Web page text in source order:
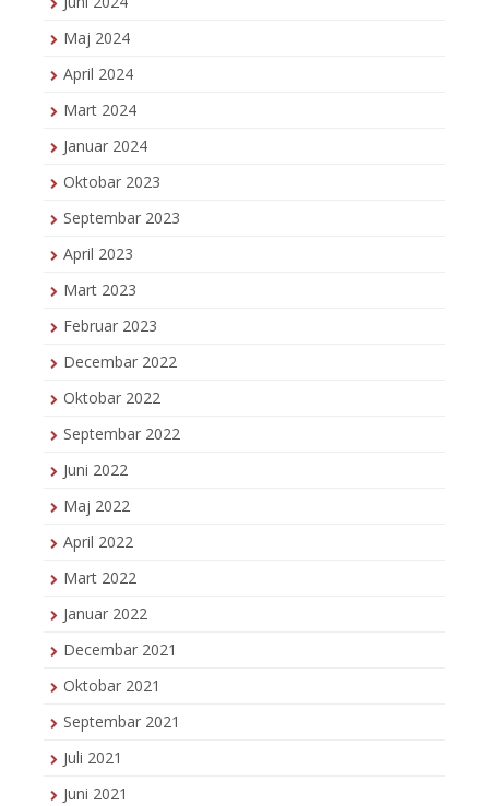
Maj 2024
April 2024
Mart 2024
Januar 2024
Oktobar 2023
Septembar 2023
April 2023
Mart 2023
Februar 2023
Decembar 2022
Oktobar 2022
Septembar 2022
Juni 2022
Maj 2022
April 2022
Mart 2022
Januar 2022
Decembar 2021
Oktobar 2021
Septembar 2021
Juli 2021
Juni 2021